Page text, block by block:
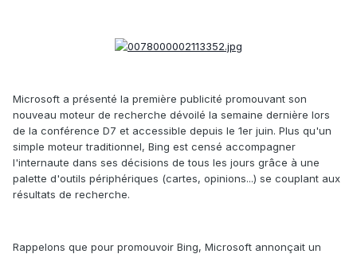
Microsoft a présenté la première publicité promouvant son
nouveau moteur de recherche dévoilé la semaine dernière lors
de la conférence D7 et accessible depuis le 1er juin. Plus qu'un
simple moteur traditionnel, Bing est censé accompagner
l'internaute dans ses décisions de tous les jours grâce à une
palette d'outils périphériques (cartes, opinions...) se couplant aux
résultats de recherche.
Rappelons que pour promouvoir Bing, Microsoft annonçait un